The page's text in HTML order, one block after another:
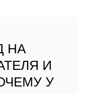
НА
И
У